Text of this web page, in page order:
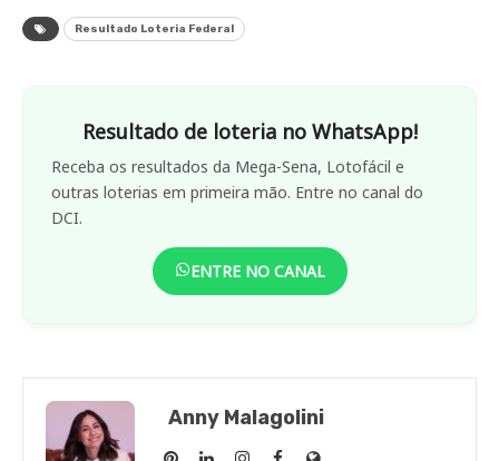
Resultado Loteria Federal
Resultado de loteria no WhatsApp!
Receba os resultados da Mega-Sena, Lotofácil e
outras loterias em primeira mão. Entre no canal do
DCI.
ENTRE NO CANAL
Anny Malagolini
AnnyAnnyAnnyAnnySite